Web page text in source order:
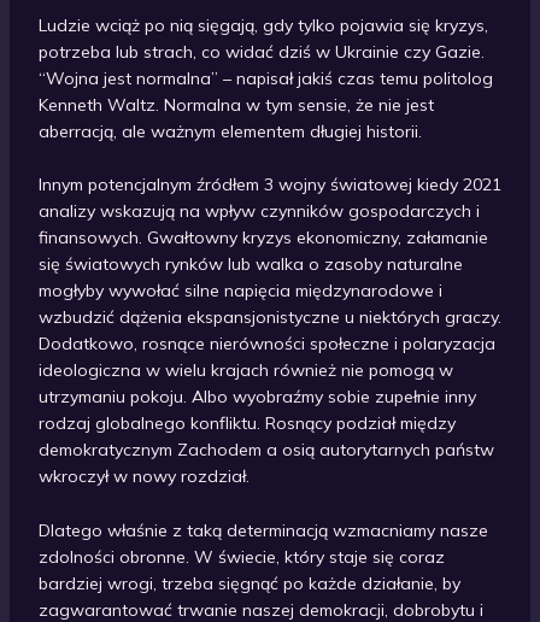
Ludzie wciąż po nią sięgają, gdy tylko pojawia się kryzys,
potrzeba lub strach, co widać dziś w Ukrainie czy Gazie.
“Wojna jest normalna” – napisał jakiś czas temu politolog
Kenneth Waltz. Normalna w tym sensie, że nie jest
aberracją, ale ważnym elementem długiej historii.
Innym potencjalnym źródłem 3 wojny światowej kiedy 2021
analizy wskazują na wpływ czynników gospodarczych i
finansowych. Gwałtowny kryzys ekonomiczny, załamanie
się światowych rynków lub walka o zasoby naturalne
mogłyby wywołać silne napięcia międzynarodowe i
wzbudzić dążenia ekspansjonistyczne u niektórych graczy.
Dodatkowo, rosnące nierówności społeczne i polaryzacja
ideologiczna w wielu krajach również nie pomogą w
utrzymaniu pokoju. Albo wyobraźmy sobie zupełnie inny
rodzaj globalnego konfliktu. Rosnący podział między
demokratycznym Zachodem a osią autorytarnych państw
wkroczył w nowy rozdział.
Dlatego właśnie z taką determinacją wzmacniamy nasze
zdolności obronne. W świecie, który staje się coraz
bardziej wrogi, trzeba sięgnąć po każde działanie, by
zagwarantować trwanie naszej demokracji, dobrobytu i